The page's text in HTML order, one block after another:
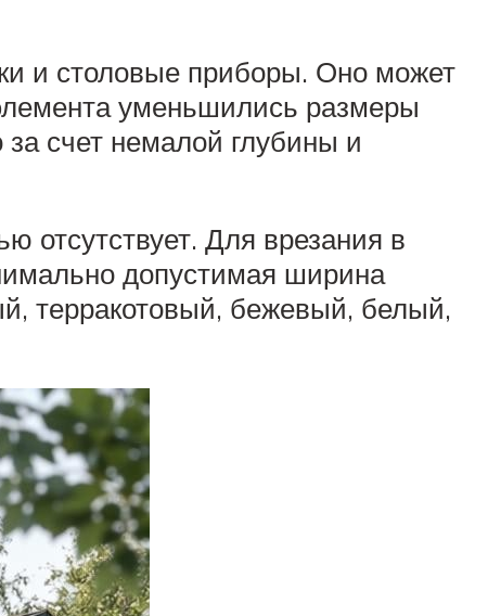
и столовые приборы. Оно может
уменьшились размеры
счет немалой глубины и
отсутствует. Для врезания в
допустимая ширина
терракотовый, бежевый, белый,